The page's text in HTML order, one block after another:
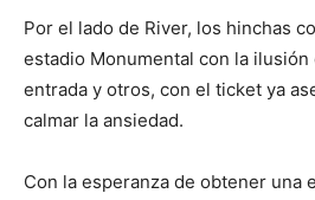
Por el lado de River, los hinchas
estadio Monumental con la
entrada y otros, con el ticket ya
calmar la ansiedad.
Con la esperanza de obtener una